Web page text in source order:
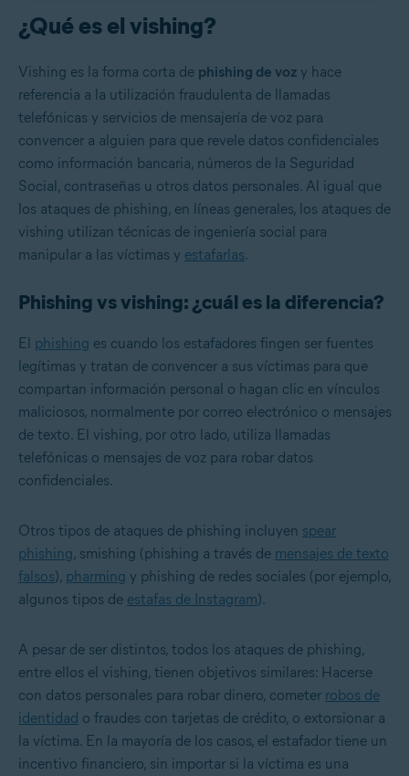
¿Qué es el vishing?
Vishing es la forma corta de phishing de voz y hace
referencia a la utilización fraudulenta de llamadas
telefónicas y servicios de mensajería de voz para
convencer a alguien para que revele datos confidenciales
como información bancaria, números de la Seguridad
Social, contraseñas u otros datos personales. Al igual que
los ataques de phishing, en líneas generales, los ataques de
vishing utilizan técnicas de ingeniería social para
manipular a las víctimas y estafarlas.
Phishing vs vishing: ¿cuál es la diferencia?
El phishing es cuando los estafadores fingen ser fuentes
legítimas y tratan de convencer a sus víctimas para que
compartan información personal o hagan clic en vínculos
maliciosos, normalmente por correo electrónico o mensajes
de texto. El vishing, por otro lado, utiliza llamadas
telefónicas o mensajes de voz para robar datos
confidenciales.
Otros tipos de ataques de phishing incluyen spear
phishing, smishing (phishing a través de mensajes de texto
falsos), pharming y phishing de redes sociales (por ejemplo,
algunos tipos de estafas de Instagram).
A pesar de ser distintos, todos los ataques de phishing,
entre ellos el vishing, tienen objetivos similares: Hacerse
con datos personales para robar dinero, cometer robos de
identidad o fraudes con tarjetas de crédito, o extorsionar a
la víctima. En la mayoría de los casos, el estafador tiene un
incentivo financiero, sin importar si la víctima es una